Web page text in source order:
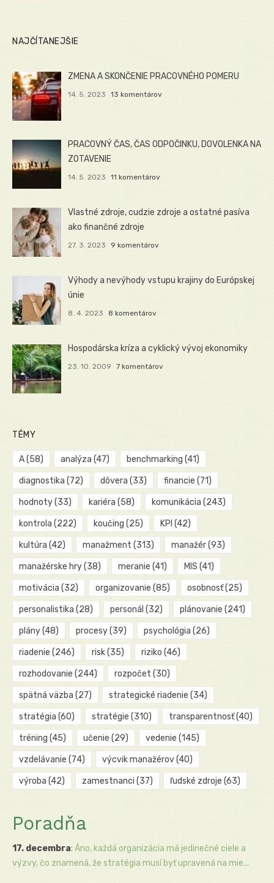
NAJČÍTANEJŠIE
ZMENA A SKONČENIE PRACOVNÉHO POMERU
14. 5. 2023 13 komentárov
PRACOVNÝ ČAS, ČAS ODPOČINKU, DOVOLENKA NA
ZOTAVENIE
14. 5. 2023 11 komentárov
Vlastné zdroje, cudzie zdroje a ostatné pasíva
ako finančné zdroje
27. 3. 2023 9 komentárov
Výhody a nevýhody vstupu krajiny do Európskej
únie
8. 4. 2023 8 komentárov
Hospodárska kríza a cyklický vývoj ekonomiky
23. 10. 2009 7 komentárov
TÉMY
A(58) analýza (47) benchmarking (41)
diagnostika (72) dôvera (33) financie (71)
hodnoty(33) kariéra (58) komunikácia (243)
kontrola (222) koučing (25) KPI (42)
kultúra (42) manažment (313) manažér(93)
manažérske hry(38) meranie (41) MIS (41)
motivácia (32) organizovanie (85) osobnosť(25)
personalistika (28) personál (32) plánovanie (241)
plány(48) procesy(39) psychológia (26)
riadenie (246) risk(35) riziko (46)
rozhodovanie (244) rozpočet (30)
spätná väzba (27) strategické riadenie (34)
stratégia (60) stratégie (310) transparentnosť(40)
tréning (45) učenie (29) vedenie (145)
vzdelávanie (74) výcvik manažérov(40)
výroba (42) zamestnanci (37) ľudské zdroje (63)
Poradňa
17. decembra: Áno, každá organizácia má jedinečné ciele a
výzvy, čo znamená, že stratégia musí byť upravená na mie...